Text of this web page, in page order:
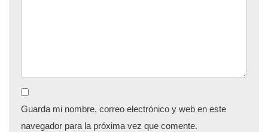
Guarda mi nombre, correo electrónico y web en este
navegador para la próxima vez que comente.